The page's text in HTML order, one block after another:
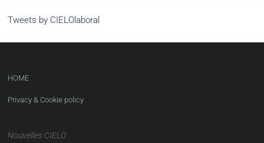
Tweets by CIELOlaboral
HOME
Privacy & Cookie policy
Nouvelles CIELO